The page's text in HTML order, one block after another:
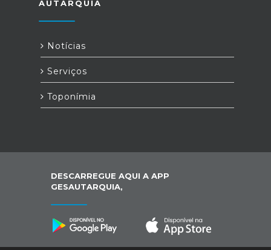
AUTARQUIA
Notícias
Serviços
Toponímia
DESCARREGUE AQUI A APP
GESAUTARQUIA,